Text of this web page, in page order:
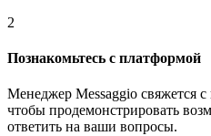
2
Познакомьтесь с платформой
Менеджер Messaggio свяжется
чтобы продемонстрировать
ответить на ваши вопросы.